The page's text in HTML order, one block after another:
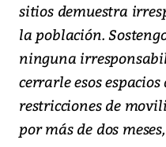
sitios demuestra
la población.
ninguna
cerrarle esos
restricciones de
por más de dos